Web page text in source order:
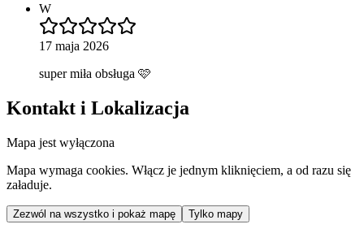
W
17 maja 2026
super miła obsługa 🩷
Kontakt i Lokalizacja
Mapa jest wyłączona
Mapa wymaga cookies. Włącz je jednym kliknięciem, a od razu się
załaduje.
Zezwól na wszystko i pokaż mapę Tylko mapy